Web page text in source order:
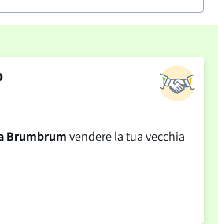
Brumbrumvendere la tua vecchia